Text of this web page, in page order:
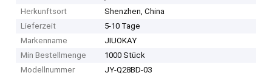
Herkunftsort
Shenzhen, China
Lieferzeit
5-10 Tage
Markenname
JIUOKAY
Min Bestellmenge
1000 Stück
Modellnummer
JY-Q28BD-03